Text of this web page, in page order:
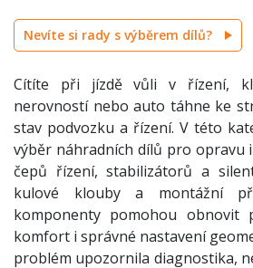
Nevíte si rady s výběrem dílů?
Cítíte při jízdě vůli v řízení,
nerovností nebo auto táhne ke
stav podvozku a řízení. V této
výběr náhradních dílů pro opravu
čepů řízení, stabilizátorů a
kulové klouby a montážní
komponenty pomohou obnovit
komfort i správné nastavení
problém upozornila diagnostika,